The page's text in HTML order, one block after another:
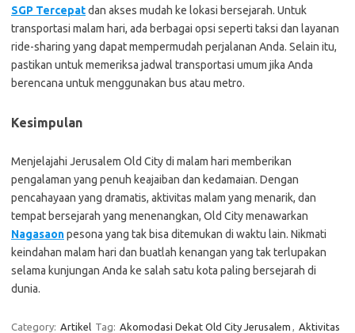
SGP Tercepatdan akses mudah ke lokasi bersejarah. Untuk
transportasi malam hari, ada berbagai opsi seperti taksi dan layanan
ride-sharing yang dapat mempermudah perjalanan Anda. Selain itu,
pastikan untuk memeriksa jadwal transportasi umum jika Anda
berencana untuk menggunakan bus atau metro.
Kesimpulan
Menjelajahi Jerusalem Old City di malam hari memberikan
pengalaman yang penuh keajaiban dan kedamaian. Dengan
pencahayaan yang dramatis, aktivitas malam yang menarik, dan
tempat bersejarah yang menenangkan, Old City menawarkan
Nagasaonpesona yang tak bisa ditemukan di waktu lain. Nikmati
keindahan malam hari dan buatlah kenangan yang tak terlupakan
selama kunjungan Anda ke salah satu kota paling bersejarah di
dunia.
Category: Artikel Tag: Akomodasi Dekat Old City Jerusalem , Aktivitas